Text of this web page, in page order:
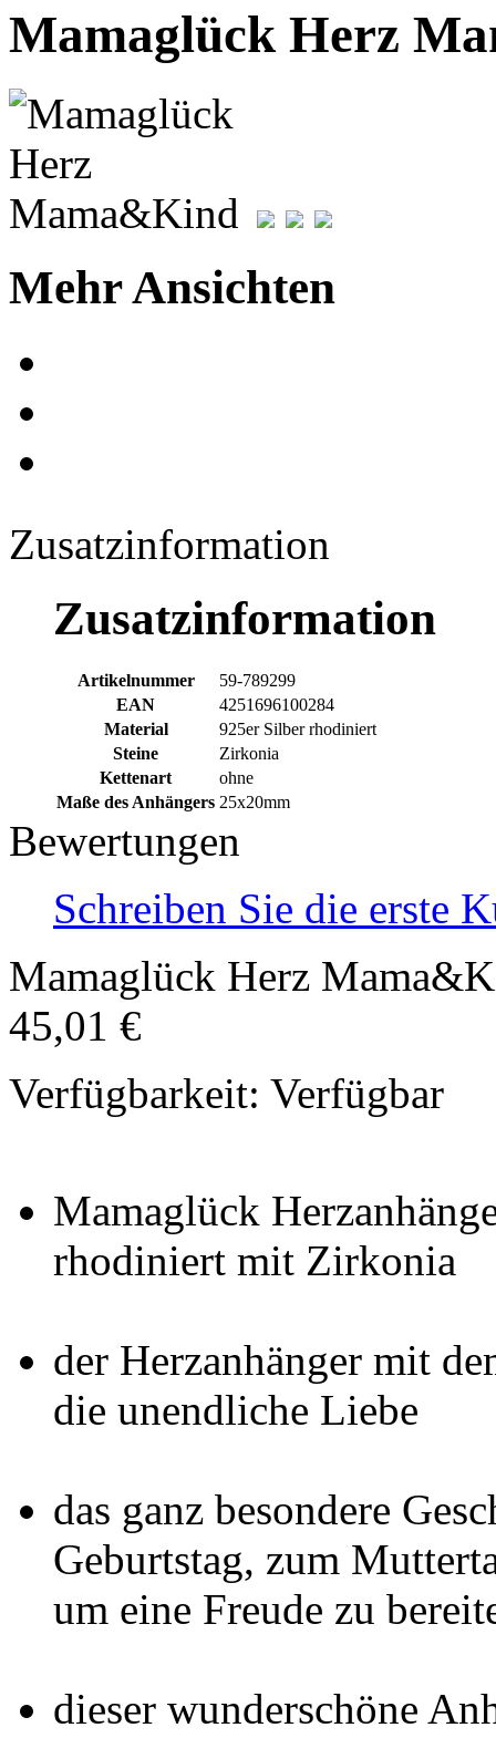
Mamaglück Herz
Mehr Ansichten
Zusatzinformation
Zusatzinformation
Artikelnummer
59-789299
EAN
4251696100284
Material
925er Silber rhodiniert
Steine
Zirkonia
Kettenart
ohne
Maße des Anhängers 25x20mm
Bewertungen
Schreiben Sie die erste
Mamaglück Herz
45,01 €
Verfügbarkeit: Verfügbar
Mamaglück
rhodiniert mit Zirkonia
der Herzanhänger mit
die unendliche Liebe
das ganz besondere
Geburtstag, zum
um eine Freude zu
dieser wunderschöne